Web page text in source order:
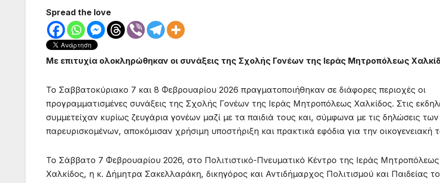
Spread the love
Με επιτυχία ολοκληρώθηκαν οι συνάξεις της Σχολής Γονέων της Ιεράς Μητροπόλεως
Το Σαββατοκύριακο 7 και 8 Φεβρουαρίου 2026 πραγματοποιήθηκαν σε διάφορες περιοχές οι
προγραμματισμένες συνάξεις της Σχολής Γονέων της Ιεράς Μητροπόλεως Χαλκίδος. Στις
συμμετείχαν κυρίως ζευγάρια γονέων μαζί με τα παιδιά τους και, σύμφωνα με τις δηλώσεις των
παρευρισκομένων, αποκόμισαν χρήσιμη υποστήριξη και πρακτικά εφόδια για την οικογενειακή
Το Σάββατο 7 Φεβρουαρίου 2026, στο Πολιτιστικό-Πνευματικό Κέντρο της Ιεράς Μητροπόλεως
Χαλκίδος, η κ. Δήμητρα Σακελλαράκη, δικηγόρος και Αντιδήμαρχος Πολιτισμού και Παιδείας